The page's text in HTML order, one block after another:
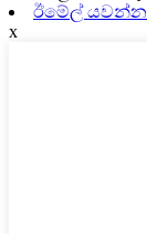
ඊමේල් යවන්න
x